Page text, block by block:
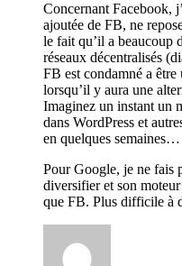
Concernant Facebook,
ajoutée de FB, ne
le fait qu’il a beaucoup
réseaux décentralisés
FB est condamné a
lorsqu’il y aura une
Imaginez un instant un
dans WordPress et
en quelques semaines…
Pour Google, je ne fais
diversifier et son
que FB. Plus difficile à